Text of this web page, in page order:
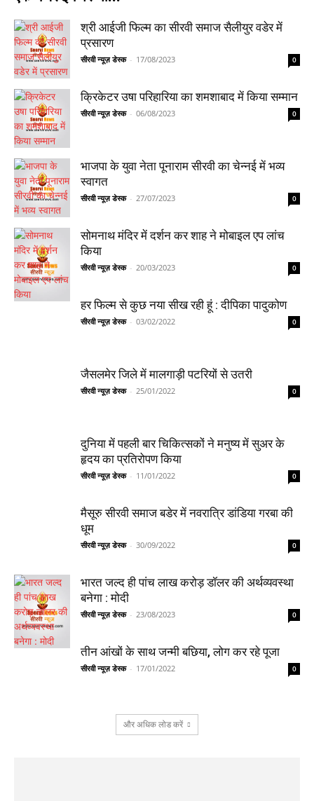
श्री आईजी फिल्म का सीरवी समाज सैलीयुर वडेर में
प्रसारण
सीरवी न्यूज़ डेस्क - 17/08/2023 0
क्रिकेटर उषा परिहारिया का शमशाबाद में किया सम्मान
सीरवी न्यूज़ डेस्क - 06/08/2023 0
भाजपा के युवा नेता पूनाराम सीरवी का चेन्नई में भव्य
स्वागत
सीरवी न्यूज़ डेस्क - 27/07/2023 0
सोमनाथ मंदिर में दर्शन कर शाह ने मोबाइल एप लांच
किया
सीरवी न्यूज़ डेस्क - 20/03/2023 0
हर फिल्म से कुछ नया सीख रही हूं : दीपिका पादुकोण
सीरवी न्यूज़ डेस्क - 03/02/2022 0
जैसलमेर जिले में मालगाड़ी पटरियों से उतरी
सीरवी न्यूज़ डेस्क - 25/01/2022 0
दुनिया में पहली बार चिकित्सकों ने मनुष्य में सुअर के
हृदय का प्रतिरोपण किया
सीरवी न्यूज़ डेस्क - 11/01/2022 0
मैसूरु सीरवी समाज बडेर में नवरात्रि डांडिया गरबा की
धूम
सीरवी न्यूज़ डेस्क - 30/09/2022 0
भारत जल्द ही पांच लाख करोड़ डॉलर की अर्थव्यवस्था
बनेगा : मोदी
सीरवी न्यूज़ डेस्क - 23/08/2023 0
तीन आंखों के साथ जन्मी बछिया, लोग कर रहे पूजा
सीरवी न्यूज़ डेस्क - 17/01/2022 0
और अधिक लोड करें